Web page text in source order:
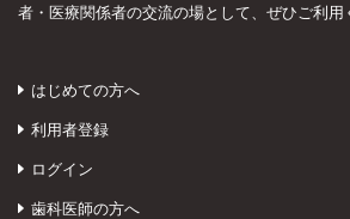
者・医療関係者の交流の場として、ぜひご利用
はじめての方へ
利用者登録
ログイン
歯科医師の方へ